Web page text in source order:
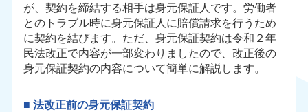
が、契約を締結する相手は身元保証人です。労働者
とのトラブル時に身元保証人に賠償請求を行うため
に契約を結びます。ただ、身元保証契約は令和２年
民法改正で内容が一部変わりましたので、改正後の
身元保証契約の内容について簡単に解説します。
■ 法改正前の身元保証契約